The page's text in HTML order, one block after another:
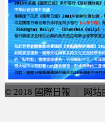
© 2018 國際日報 ｜ 网站